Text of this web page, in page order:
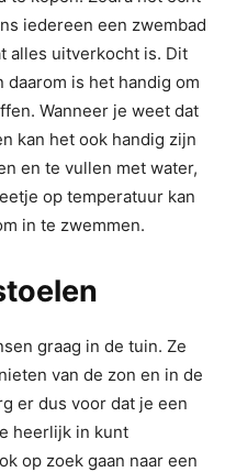
iedereen een zwembad
alles uitverkocht is. Dit
is het handig om
Wanneer je weet dat
kan het ook handig zijn
en te vullen met water,
op temperatuur kan
in te zwemmen.
graag in de tuin. Ze
van de zon en in de
er dus voor dat je een
heerlijk in kunt
op zoek gaan naar een